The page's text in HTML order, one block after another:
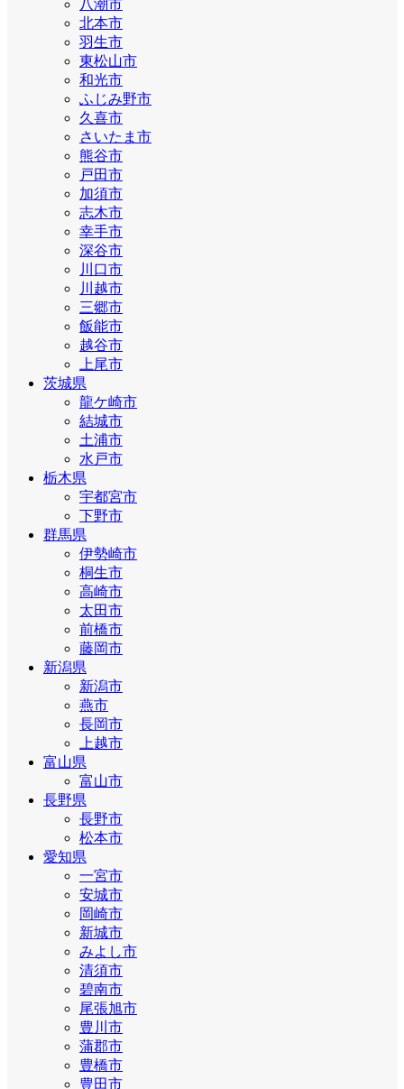
八潮市
北本市
羽生市
東松山市
和光市
ふじみ野市
久喜市
さいたま市
熊谷市
戸田市
加須市
志木市
幸手市
深谷市
川口市
川越市
三郷市
飯能市
越谷市
上尾市
茨城県
龍ケ崎市
結城市
土浦市
水戸市
栃木県
宇都宮市
下野市
群馬県
伊勢崎市
桐生市
高崎市
太田市
前橋市
藤岡市
新潟県
新潟市
燕市
長岡市
上越市
富山県
富山市
長野県
長野市
松本市
愛知県
一宮市
安城市
岡崎市
新城市
みよし市
清須市
碧南市
尾張旭市
豊川市
蒲郡市
豊橋市
豊田市